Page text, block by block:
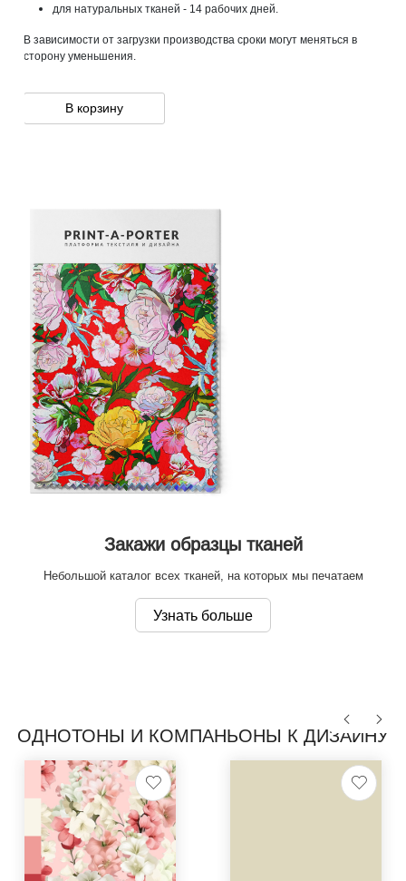
для натуральных тканей - 14 рабочих дней.
В зависимости от загрузки производства сроки могут меняться в
сторону уменьшения.
В корзину
Закажи образцы тканей
Небольшой каталог всех тканей, на которых мы печатаем
Узнать больше
ОДНОТОНЫ И КОМПАНЬОНЫ К ДИЗАЙНУ